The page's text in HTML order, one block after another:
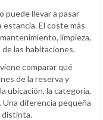
puede llevar a pasar
El coste más
limpieza,
las habitaciones.
comparar qué
de la reserva y
ubicación, la categoría,
diferencia pequeña
distinta.